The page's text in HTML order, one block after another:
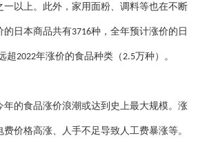
一以上。此外，家用面粉、调料等也在不断
的日本商品共有3716种，全年预计涨价的日
超2022年涨价的食品种类（2.5万种）。
年的食品涨价浪潮或达到史上最大规模。涨
价格高涨、人手不足导致人工费暴涨等。